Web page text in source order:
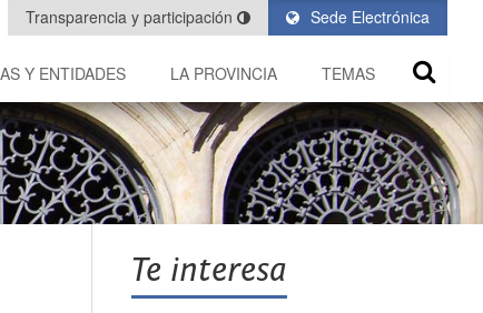
Sede Electrónica
Transparencia y participación
Y ENTIDADES LA PROVINCIA TEMAS
Te interesa